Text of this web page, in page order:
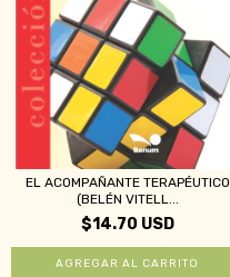
EL ACOMPAÑANTE TERAPÉUTICO
(BELÉN VITELL...
$14.70 USD